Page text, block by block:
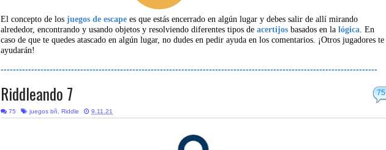
El concepto de losjuegos de escape es que estás encerrado en algún lugar y debes salir de allí mirando
alrededor, encontrando y usando objetos y resolviendo diferentes tipos deacertijos basados en lalógica. En
caso de que te quedes atascado en algún lugar, no dudes en pedir ayuda en los comentarios. ¡Otros jugadores te
ayudarán!
---------------------------------------------------------------------------------------------------------------------------
75
Riddleando 7
75 juegos bñ Riddle 9.11.21